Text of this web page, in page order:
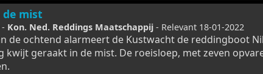
mist
Kon. Ned. Reddings Maatschappij - Relevant 18-01-2022
de ochtend alarmeert de Kustwacht de reddingboot
kwijt geraakt in de mist. De roeisloep, met zeven